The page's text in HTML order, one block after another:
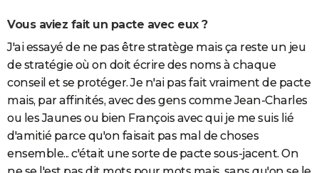
Vous aviez fait un pacte avec eux ?
J'ai essayé de ne pas être stratège mais ça reste un jeu
de stratégie où on doit écrire des noms à chaque
conseil et se protéger. Je n'ai pas fait vraiment de pacte
mais, par affinités, avec des gens comme Jean-Charles
ou les Jaunes ou bien François avec qui je me suis lié
d'amitié parce qu'on faisait pas mal de choses
ensemble... c'était une sorte de pacte sous-jacent. On